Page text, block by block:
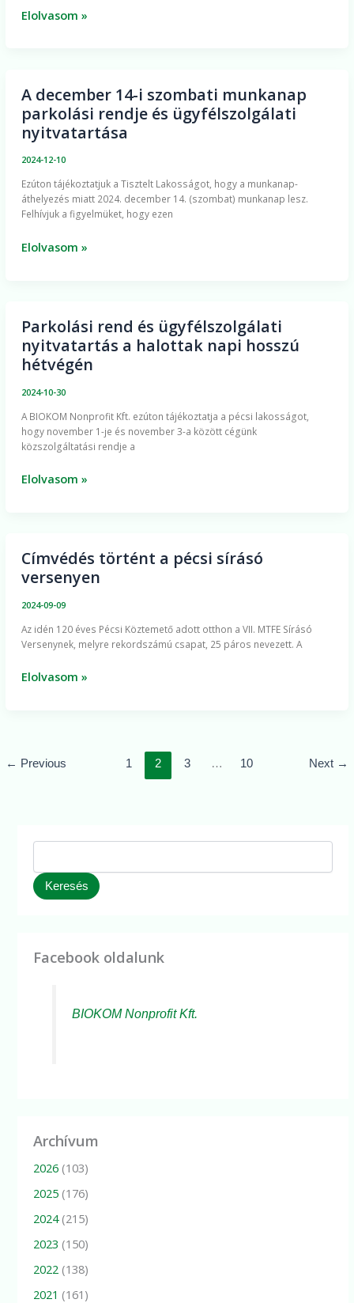
Elolvasom »
A december 14-i szombati munkanap
parkolási rendje és ügyfélszolgálati
nyitvatartása
2024-12-10
Ezúton tájékoztatjuk a Tisztelt Lakosságot, hogy a munkanap-
áthelyezés miatt 2024. december 14. (szombat) munkanap lesz.
Felhívjuk a figyelmüket, hogy ezen
A
december
14-
munkanap
parkolási
és
Elolvasom »
Parkolási rend és ügyfélszolgálati
nyitvatartás a halottak napi hosszú
hétvégén
2024-10-30
​A BIOKOM Nonprofit Kft. ezúton tájékoztatja a pécsi lakosságot,
hogy november 1-je és november 3-a között cégünk
közszolgáltatási rendje a
Parkolási
rend
és
a
halottak
hosszú
Elolvasom »
Címvédés történt a pécsi sírásó
versenyen
2024-09-09
Az idén 120 éves Pécsi Köztemető adott otthon a VII. MTFE Sírásó
Versenynek, melyre rekordszámú csapat, 25 páros nevezett. A
Címvédés
történt
sírásó
versenyen
Elolvasom »
← Previous 1 2 3 … 10 Next →
Keresés
Facebook oldalunk
BIOKOM Nonprofit Kft.
Archívum
2026 (103)
2025 (176)
2024(215)
2023 (150)
2022 (138)
2021 (161)